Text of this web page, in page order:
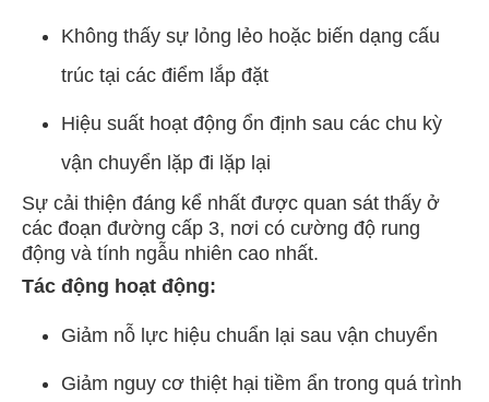
Không thấy sự lỏng lẻo hoặc biến dạng cấu
trúc tại các điểm lắp đặt
Hiệu suất hoạt động ổn định sau các chu kỳ
vận chuyển lặp đi lặp lại
Sự cải thiện đáng kể nhất được quan sát thấy ở
các đoạn đường cấp 3, nơi có cường độ rung
động và tính ngẫu nhiên cao nhất.
Tác động hoạt động:
Giảm nỗ lực hiệu chuẩn lại sau vận chuyển
Giảm nguy cơ thiệt hại tiềm ẩn trong quá trình